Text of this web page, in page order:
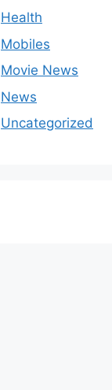
Health
Mobiles
Movie News
News
Uncategorized